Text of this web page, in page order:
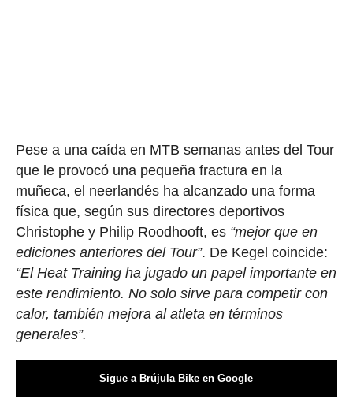
Pese a una caída en MTB semanas antes del Tour
que le provocó una pequeña fractura en la
muñeca, el neerlandés ha alcanzado una forma
física que, según sus directores deportivos
Christophe y Philip Roodhooft, es “mejor que en
ediciones anteriores del Tour”. De Kegel coincide:
“El Heat Training ha jugado un papel importante en
este rendimiento. No solo sirve para competir con
calor, también mejora al atleta en términos
generales”.
Sigue a Brújula Bike en Google